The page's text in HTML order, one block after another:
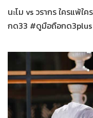
นะโม vs วรากร ใครแพ้
กด33 #ดูมือถือกด